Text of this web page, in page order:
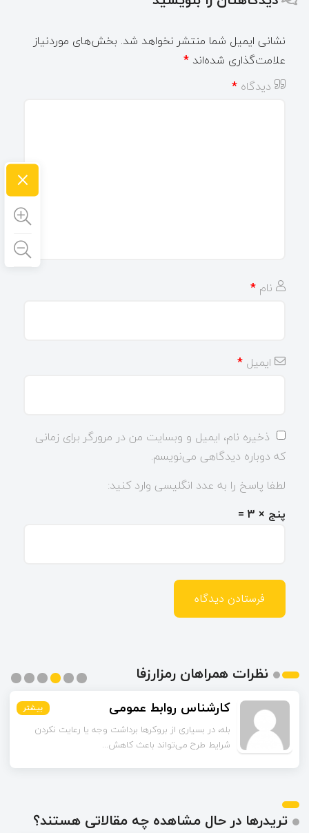
نشانی ایمیل شما منتشر نخواهد شد. بخش‌های موردنیاز
علامت‌گذاری شده‌اند *
دیدگاه *
نام *
ایمیل *
ذخیره نام، ایمیل و وبسایت من در مرورگر برای زمانی
که دوباره دیدگاهی می‌نویسم.
لطفا پاسخ را به عدد انگلیسی وارد کنید:
پنج × 3 =
نظرات همراهان رمزارزفا
بیشتر
بیشتر کارشناس روابط عمومی بیشتر
بله، در بسیاری از بروکرها برداشت وجه یا رعایت نکردن
شرایط طرح می‌تواند باعث کاهش...
بیشتر
بیشتر
بیشتر
تریدرها در حال مشاهده چه مقالاتی هستند؟
×